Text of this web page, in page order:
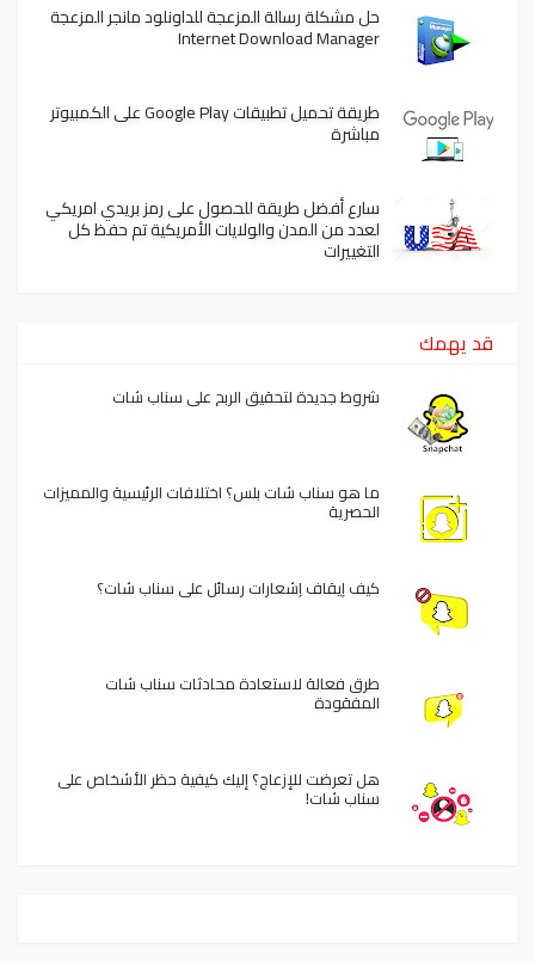
حل مشكلة رسالة المزعجة للداونلود مانجر المزعجة
Internet Download Manager
طريقة تحميل تطبيقات Google Play على الكمبيوتر
مباشرة
سارع أفضل طريقة للحصول على رمز بريدي امريكي
لعدد من المدن والولايات الأمريكية تم حفظ كل
التغييرات
قد يهمك
شروط جديدة لتحقيق الربح على سناب شات
ما هو سناب شات بلس؟ اختلافات الرئيسية والمميزات
الحصرية
كيف إيقاف إشعارات رسائل على سناب شات؟
طرق فعالة لاستعادة محادثات سناب شات
المفقودة
هل تعرضت للإزعاج؟ إليك كيفية حظر الأشخاص على
سناب شات!